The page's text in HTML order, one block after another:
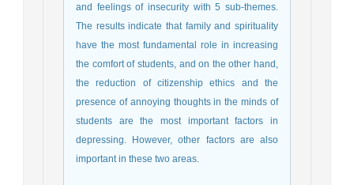
and feelings of insecurity with 5 sub-themes.
The results indicate that family and spirituality
have the most fundamental role in increasing
the comfort of students, and on the other hand,
the reduction of citizenship ethics and the
presence of annoying thoughts in the minds of
students are the most important factors in
depressing. However, other factors are also
important in these two areas.